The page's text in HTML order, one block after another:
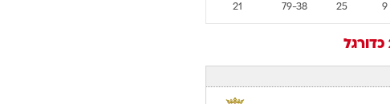
9
25
79-38
21
כדורגל